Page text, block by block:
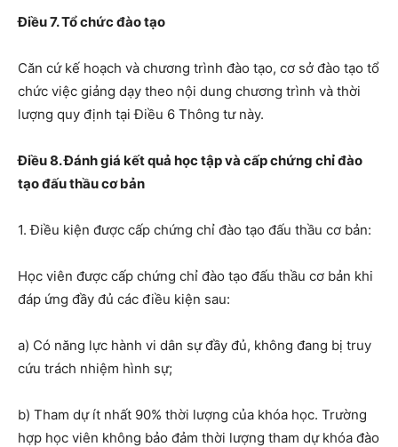
Điều 7. Tổ chức đào tạo
Căn cứ kế hoạch và chương trình đào tạo, cơ sở đào tạo tổ
chức việc giảng dạy theo nội dung chương trình và thời
lượng quy định tạiĐiều 6 Thông tư này.
Điều 8. Đánh giá kết quả học tập và cấp chứng chỉ đào
tạo đấu thầu cơ bản
1. Điều kiện được cấp chứng chỉ đào tạo đấu thầu cơ bản:
Học viên được cấp chứng chỉ đào tạo đấu thầu cơ bản khi
đáp ứng đầy đủ các điều kiện sau:
a) Có năng lực hành vi dân sựđầy đủ, không đang bị truy
cứu trách nhiệm hình sự;
b) Tham dự ít nhất 90% thời lượng của khóa học. Trường
hợp học viên không bảo đảm thời lượng tham dự khóa đào